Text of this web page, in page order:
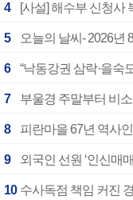
4 [사설] 해수부 신청사
5 오늘의 날씨- 2026년
6 “낙동강권 삼락·을숙
7 부울경 주말부터 비
8 피란마을 67년 역사
9 외국인 선원 ‘인신매
10 수사독점 책임 커진